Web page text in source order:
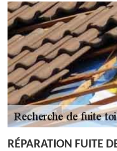
RÉPARATION FUITE